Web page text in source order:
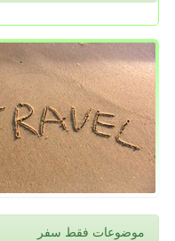
موضوعات فقط سفر